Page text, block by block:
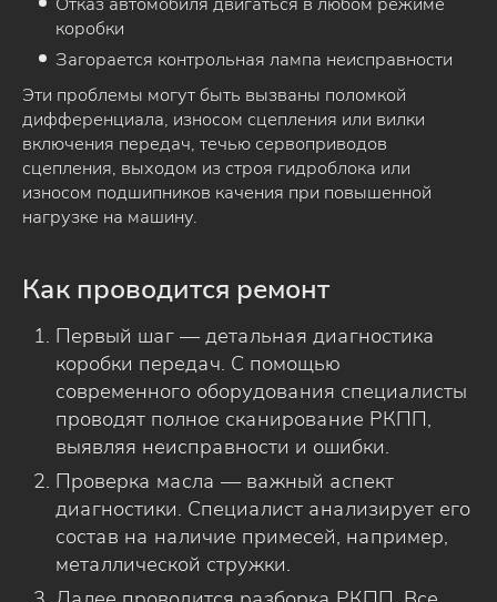
коробки
Загорается контрольная лампа неисправности
Эти проблемы могут быть вызваны поломкой
дифференциала, износом сцепления или вилки
включения передач, течью сервоприводов
сцепления, выходом из строя гидроблока или
износом подшипников качения при повышенной
нагрузке на машину.
Как проводится ремонт
Первый шаг — детальная диагностика
коробки передач. С помощью
современного оборудования специалисты
проводят полное сканирование РКПП,
выявляя неисправности и ошибки.
Проверка масла — важный аспект
диагностики. Специалист анализирует его
состав на наличие примесей, например,
металлической стружки.